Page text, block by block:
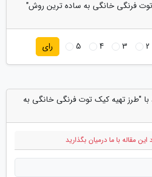
فرنگی خانگی به ساده ترین روش"
2
3
4
5 رای
با "طرز تهیه کیک توت فرنگی خانگی به
مقاله با ما درمیان بگذارید